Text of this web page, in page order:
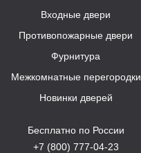
Входные двери
Противопожарные двери
Фурнитура
Межкомнатные перегородки
Новинки дверей
Бесплатно по России
+7 (800) 777-04-23